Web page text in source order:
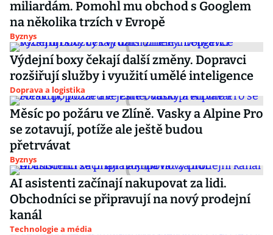
miliardám. Pomohl mu obchod s Googlem
na několika trzích v Evropě
Byznys
Výdejní boxy čekají další změny. Dopravci
rozšiřují služby i využití umělé inteligence
Doprava a logistika
Měsíc po požáru ve Zlíně. Vasky a Alpine Pro
se zotavují, potíže ale ještě budou
přetrvávat
Byznys
AI asistenti začínají nakupovat za lidi.
Obchodníci se připravují na nový prodejní
kanál
Technologie a média